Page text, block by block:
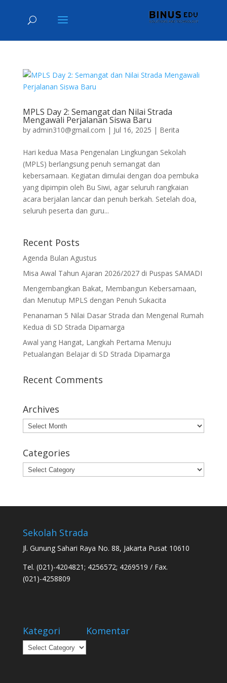
MPLS Day 2: Semangat dan Nilai Strada
Mengawali Perjalanan Siswa Baru
by admin310@gmail.com | Jul 16, 2025 | Berita
Hari kedua Masa Pengenalan Lingkungan Sekolah
(MPLS) berlangsung penuh semangat dan
kebersamaan. Kegiatan dimulai dengan doa pembuka
yang dipimpin oleh Bu Siwi, agar seluruh rangkaian
acara berjalan lancar dan penuh berkah. Setelah doa,
seluruh peserta dan guru...
Recent Posts
Agenda Bulan Agustus
Misa Awal Tahun Ajaran 2026/2027 di Puspas SAMADI
Mengembangkan Bakat, Membangun Kebersamaan,
dan Menutup MPLS dengan Penuh Sukacita
Penanaman 5 Nilai Dasar Strada dan Mengenal Rumah
Kedua di SD Strada Dipamarga
Awal yang Hangat, Langkah Pertama Menuju
Petualangan Belajar di SD Strada Dipamarga
Recent Comments
Archives
Archives
Categories
Categories
Sekolah Strada
Jl. Gunung Sahari Raya No. 88, Jakarta Pusat 10610
Tel. (021)-4204821; 4256572; 4269519 / Fax.
(021)-4258809
Kategori
Kategori
Komentar